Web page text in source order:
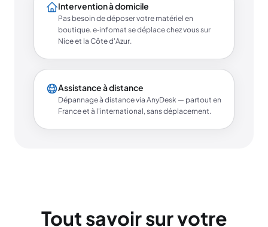
Intervention à domicile
Pas besoin de déposer votre matériel en
boutique. e‑infomat se déplace chez vous sur
Nice et la Côte d'Azur.
Assistance à distance
Dépannage à distance via AnyDesk — partout en
France et à l'international, sans déplacement.
Tout savoir sur votre